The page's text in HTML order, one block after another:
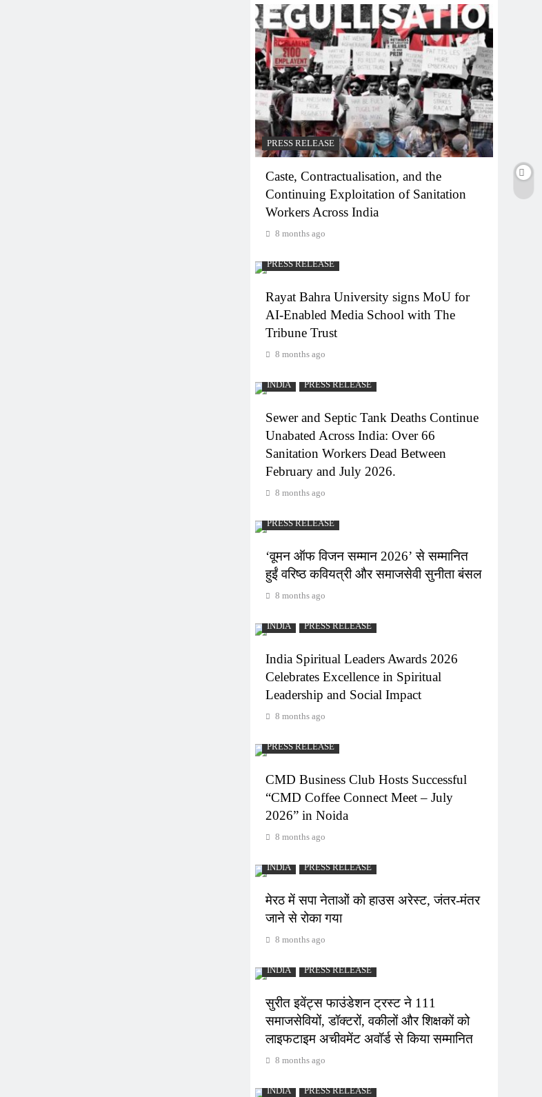
PRESS RELEASE
Caste, Contractualisation, and the
Continuing Exploitation of Sanitation
Workers Across India
8 months ago
PRESS RELEASE
Rayat Bahra University signs MoU for
AI-Enabled Media School with The
Tribune Trust
8 months ago
INDIA PRESS RELEASE
Sewer and Septic Tank Deaths Continue
Unabated Across India: Over 66
Sanitation Workers Dead Between
February and July 2026.
8 months ago
PRESS RELEASE
‘वूमन ऑफ विजन सम्मान 2026’ से सम्मानित
हुईं वरिष्ठ कवियत्री और समाजसेवी सुनीता बंसल
8 months ago
INDIA PRESS RELEASE
India Spiritual Leaders Awards 2026
Celebrates Excellence in Spiritual
Leadership and Social Impact
8 months ago
PRESS RELEASE
CMD Business Club Hosts Successful
“CMD Coffee Connect Meet – July
2026” in Noida
8 months ago
INDIA PRESS RELEASE
मेरठ में सपा नेताओं को हाउस अरेस्ट, जंतर-मंतर
जाने से रोका गया
8 months ago
INDIA PRESS RELEASE
सुरीत इवेंट्स फाउंडेशन ट्रस्ट ने 111
समाजसेवियों, डॉक्टरों, वकीलों और शिक्षकों को
लाइफटाइम अचीवमेंट अवॉर्ड से किया सम्मानित
8 months ago
INDIA PRESS RELEASE